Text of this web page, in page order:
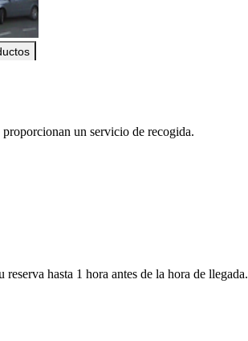
un servicio de recogida.
hasta 1 hora antes de la hora de llegada.